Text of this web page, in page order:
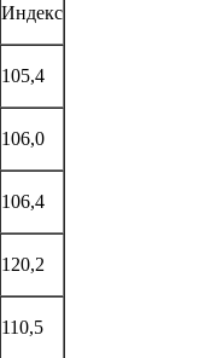
Индекс
105,4
106,0
106,4
120,2
110,5